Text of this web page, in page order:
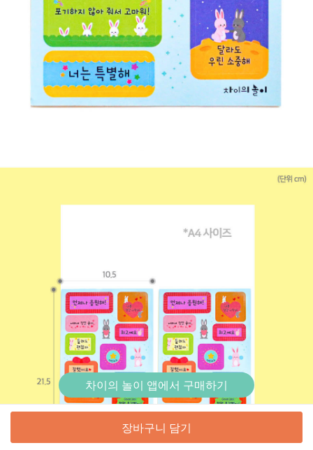
장바구니 담기
차이의 놀이 앱에서 구매하기